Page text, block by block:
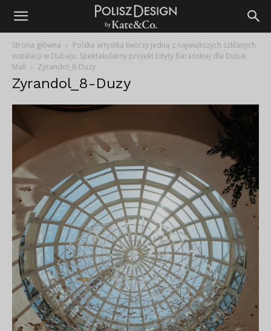
Strona główna
Polska artystka tworzy jedną z największych szklanych
instalacji w Dubaju. Spektakularny projekt Edyty Barańskiej dla Dubai
Mall
Zyrandol_8-Duzy
Zyrandol_8-Duzy